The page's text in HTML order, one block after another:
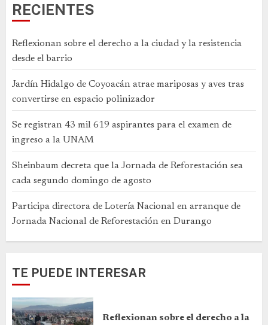
RECIENTES
Reflexionan sobre el derecho a la ciudad y la resistencia
desde el barrio
Jardín Hidalgo de Coyoacán atrae mariposas y aves tras
convertirse en espacio polinizador
Se registran 43 mil 619 aspirantes para el examen de
ingreso a la UNAM
Sheinbaum decreta que la Jornada de Reforestación sea
cada segundo domingo de agosto
Participa directora de Lotería Nacional en arranque de
Jornada Nacional de Reforestación en Durango
TE PUEDE INTERESAR
Reflexionan sobre el derecho a la